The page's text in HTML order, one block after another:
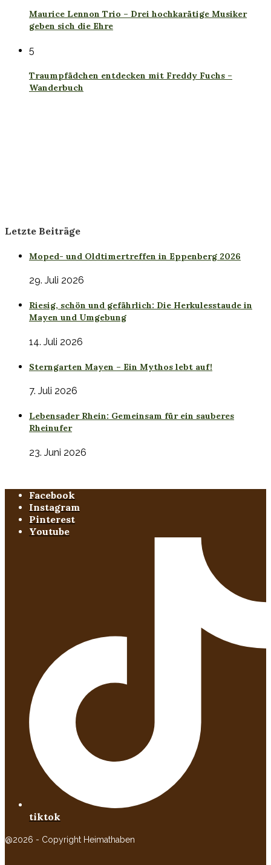
Maurice Lennon Trio – Drei hochkarätige Musiker
geben sich die Ehre
5
Traumpfädchen entdecken mit Freddy Fuchs –
Wanderbuch
Letzte Beiträge
Moped- und Oldtimertreffen in Eppenberg 2026
29. Juli 2026
Riesig, schön und gefährlich: Die Herkulesstaude in
Mayen und Umgebung
14. Juli 2026
Sterngarten Mayen – Ein Mythos lebt auf!
7. Juli 2026
Lebensader Rhein: Gemeinsam für ein sauberes
Rheinufer
23. Juni 2026
Facebook
Instagram
Pinterest
Youtube
tiktok
@2026 - Copyright Heimathaben